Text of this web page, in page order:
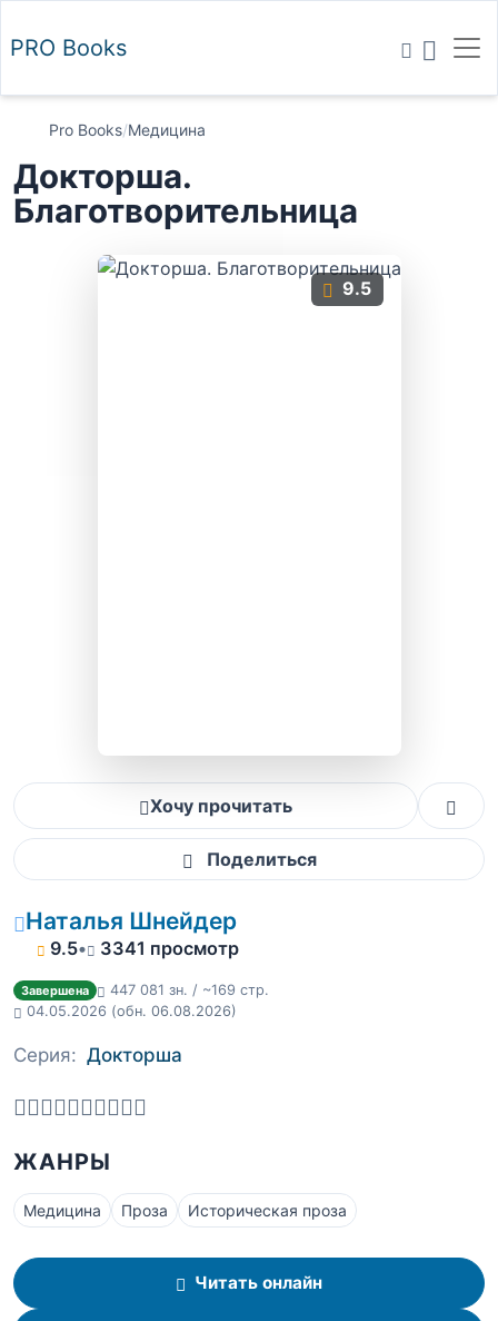
PRO Books
Pro Books/Медицина
Докторша.
Благотворительница
9.5
Хочу прочитать
Поделиться
Наталья Шнейдер
9.5• 3341 просмотр
Завершена
447 081 зн. / ~169 стр.
04.05.2026 (обн. 06.08.2026)
Серия: Докторша
ЖАНРЫ
Медицина Проза Историческая проза
Читать онлайн